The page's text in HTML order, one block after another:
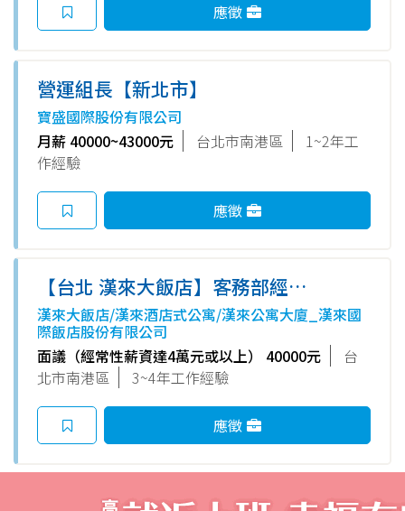
應徵
營運組長【新北市】
寶盛國際股份有限公司
月薪 40000~43000元
台北市南港區
1~2年工
作經驗
應徵
【台北 漢來大飯店】客務部經
理/副理
漢來大飯店/漢來酒店式公寓/漢來公寓大廈_漢來國
際飯店股份有限公司
面議（經常性薪資達4萬元或以上） 40000元
台
北市南港區
3~4年工作經驗
應徵